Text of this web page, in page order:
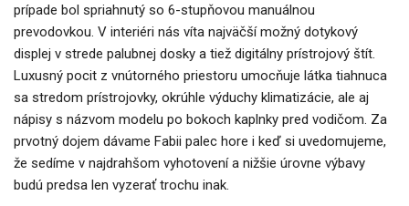
prípade bol spriahnutý so 6-stupňovou manuálnou
prevodovkou. V interiéri nás víta najväčší možný dotykový
displej v strede palubnej dosky a tiež digitálny prístrojový štít.
Luxusný pocit z vnútorného priestoru umocňuje látka tiahnuca
sa stredom prístrojovky, okrúhle výduchy klimatizácie, ale aj
nápisy s názvom modelu po bokoch kaplnky pred vodičom. Za
prvotný dojem dávame Fabii palec hore i keď si uvedomujeme,
že sedíme v najdrahšom vyhotovení a nižšie úrovne výbavy
budú predsa len vyzerať trochu inak.